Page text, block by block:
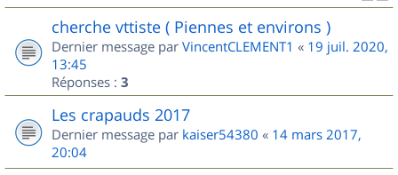
cherche vttiste ( Piennes et environs )
Dernier message par VincentCLEMENT1 « 19 juil. 2020,
13:45
Réponses : 3
Les crapauds 2017
Dernier message par kaiser54380 « 14 mars 2017,
20:04